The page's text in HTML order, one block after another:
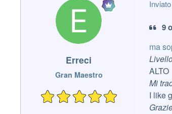
Erreci
Gran Maestro
Inviato
9
ma
ALTO
Mi
I like